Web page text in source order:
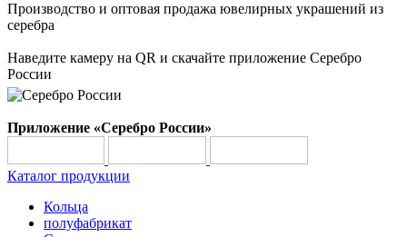
Производство и оптовая продажа ювелирных украшений из
серебра
Наведите камеру на QR и скачайте приложение Серебро
России
Приложение «Серебро России»
Каталог продукции
Кольца
полуфабрикат